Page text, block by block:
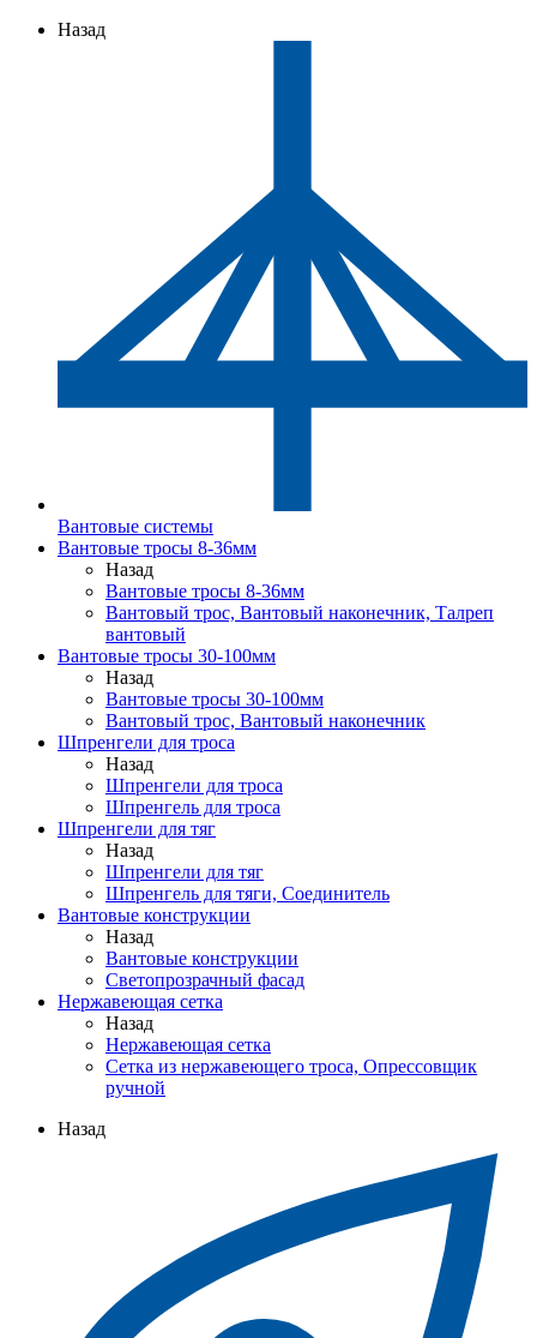
Назад
Вантовые системы
Вантовые тросы 8-36мм
Назад
Вантовые тросы 8-36мм
Вантовый трос, Вантовый наконечник, Талреп
вантовый
Вантовые тросы 30-100мм
Назад
Вантовые тросы 30-100мм
Вантовый трос, Вантовый наконечник
Шпренгели для троса
Назад
Шпренгели для троса
Шпренгель для троса
Шпренгели для тяг
Назад
Шпренгели для тяг
Шпренгель для тяги, Соединитель
Вантовые конструкции
Назад
Вантовые конструкции
Светопрозрачный фасад
Нержавеющая сетка
Назад
Нержавеющая сетка
Сетка из нержавеющего троса, Опрессовщик
ручной
Назад